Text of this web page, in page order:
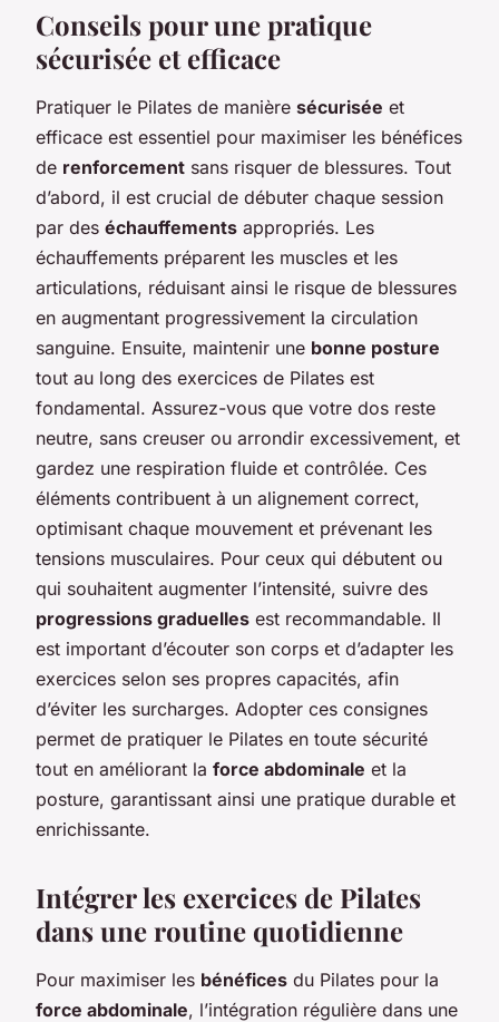
Conseils pour une pratique
sécurisée et efficace
Pratiquer le Pilates de manière sécurisée et
efficace est essentiel pour maximiser les bénéfices
de renforcement sans risquer de blessures. Tout
d’abord, il est crucial de débuter chaque session
par des échauffements appropriés. Les
échauffements préparent les muscles et les
articulations, réduisant ainsi le risque de blessures
en augmentant progressivement la circulation
sanguine. Ensuite, maintenir une bonne posture
tout au long des exercices de Pilates est
fondamental. Assurez-vous que votre dos reste
neutre, sans creuser ou arrondir excessivement, et
gardez une respiration fluide et contrôlée. Ces
éléments contribuent à un alignement correct,
optimisant chaque mouvement et prévenant les
tensions musculaires. Pour ceux qui débutent ou
qui souhaitent augmenter l’intensité, suivre des
progressions graduelles est recommandable. Il
est important d’écouter son corps et d’adapter les
exercices selon ses propres capacités, afin
d’éviter les surcharges. Adopter ces consignes
permet de pratiquer le Pilates en toute sécurité
tout en améliorant la force abdominale et la
posture, garantissant ainsi une pratique durable et
enrichissante.
Intégrer les exercices de Pilates
dans une routine quotidienne
Pour maximiser les bénéfices du Pilates pour la
force abdominale, l’intégration régulière dans une